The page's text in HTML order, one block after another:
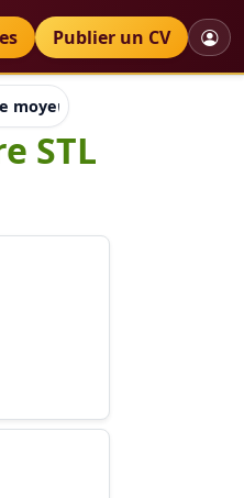
annonces
Publier un CV
moyenne à peu près pour
STL